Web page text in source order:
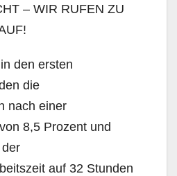
– WIR RUFEN ZU
den ersten
die
nach einer
8,5 Prozent und
auf 32 Stunden